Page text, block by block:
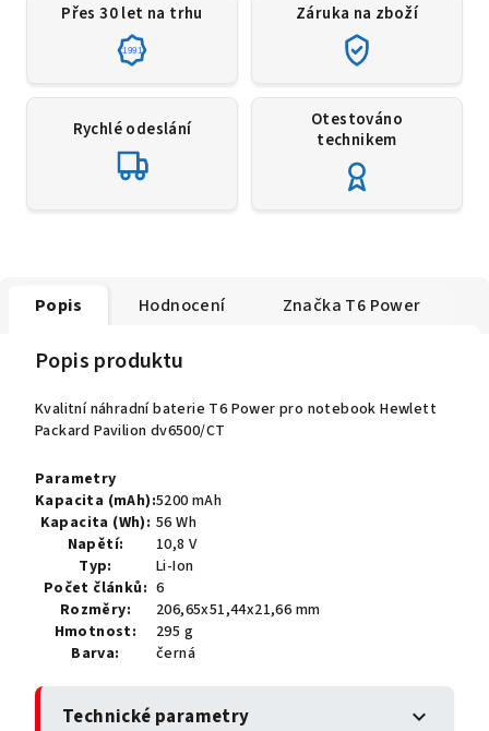
Přes 30 let na trhu
1991
Záruka na zboží
Rychlé odeslání
Otestováno
technikem
Popis Hodnocení Značka T6 Power
Popis produktu
Kvalitní náhradní baterie T6 Power pro notebook Hewlett
Packard Pavilion dv6500/CT
Parametry
Kapacita (mAh):5200 mAh
Kapacita (Wh): 56 Wh
Napětí:
10,8 V
Typ:
Li-Ion
Počet článků: 6
Rozměry:
206,65x51,44x21,66 mm
Hmotnost:
295 g
Barva:
černá
Technické parametry expand_more